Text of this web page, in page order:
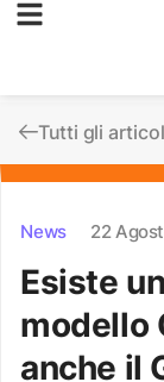
Tutti gli
News 22
Esiste
modello
anche il